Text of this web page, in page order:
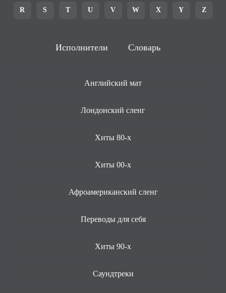
R S T U V W X Y Z
Исполнители Словарь
Английский мат
Лондонский сленг
Хиты 80-х
Хиты 00-х
Афроамериканский сленг
Переводы для себя
Хиты 90-х
Саундтреки